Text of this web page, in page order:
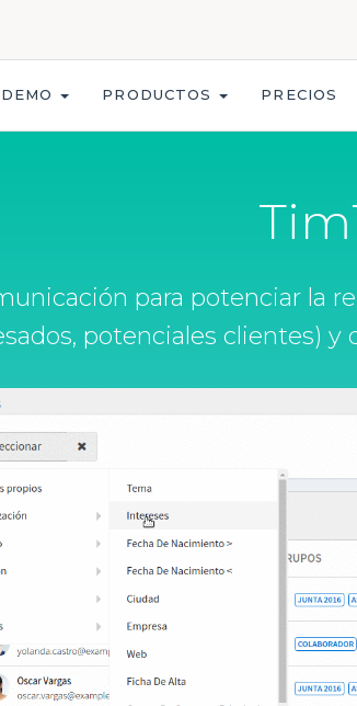
DEMO PRODUCTOS PRECIOS
para potenciar la
potenciales clientes) y